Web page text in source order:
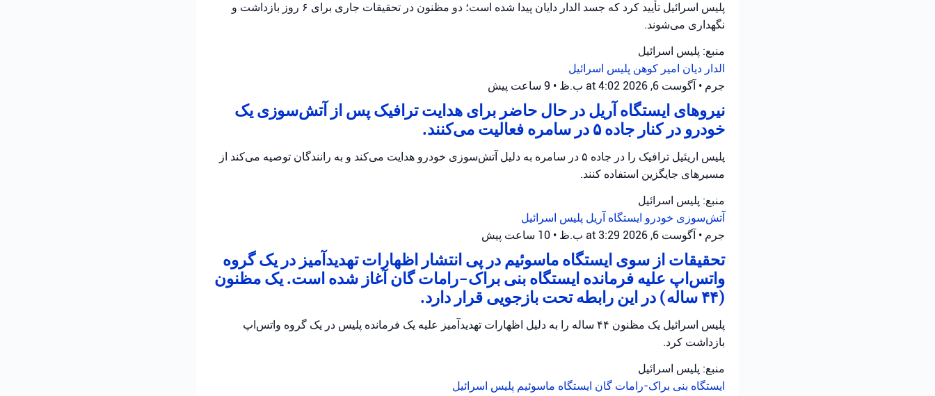
پلیس اسرائیل تأیید کرد که جسد الدار دایان پیدا شده است؛ دو مظنون در تحقیقات جاری برای ۶ روز بازداشت و
نگهداری می‌شوند.
منبع: پلیس اسرائیل
الدار دیان امیر کوهن پلیس اسرائیل
جرم • آگوست 6, 2026 at 4:02 ب.ظ • 9 ساعت پیش
نیروهای ایستگاه آریل در حال حاضر برای هدایت ترافیک پس از آتش‌سوزی یک
خودرو در کنار جاده ۵ در سامره فعالیت می‌کنند.
پلیس اریئیل ترافیک را در جاده ۵ در سامره به دلیل آتش‌سوزی خودرو هدایت می‌کند و به رانندگان توصیه می‌کند از
مسیرهای جایگزین استفاده کنند.
منبع: پلیس اسرائیل
آتش‌سوزی خودرو ایستگاه آریل پلیس اسرائیل
جرم • آگوست 6, 2026 at 3:29 ب.ظ • 10 ساعت پیش
تحقیقات از سوی ایستگاه ماسوئیم در پی انتشار اظهارات تهدیدآمیز در یک گروه
واتس‌اپ علیه فرمانده ایستگاه بنی براک-رامات گان آغاز شده است. یک مظنون
(۴۴ ساله) در این رابطه تحت بازجویی قرار دارد.
پلیس اسرائیل یک مظنون ۴۴ ساله را به دلیل اظهارات تهدیدآمیز علیه یک فرمانده پلیس در یک گروه واتس‌اپ
بازداشت کرد.
منبع: پلیس اسرائیل
ایستگاه بنی براک-رامات گان ایستگاه ماسوئیم پلیس اسرائیل